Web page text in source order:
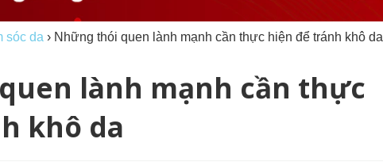
sóc da › Những thói quen lành mạnh cần thực hiện để tránh khô da
lành mạnh cần thực
khô da